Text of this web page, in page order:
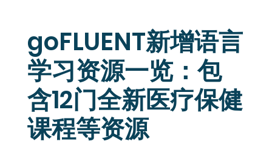
goFLUENT新增语言
学习资源一览：包
含12门全新医疗保健
课程等资源